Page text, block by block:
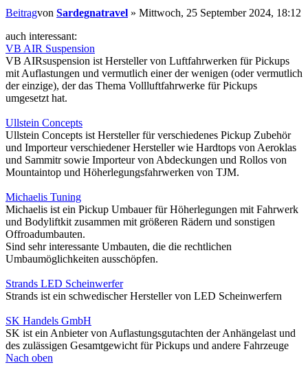
Beitragvon Sardegnatravel » Mittwoch, 25 September 2024, 18:12
auch interessant:
VB AIR Suspension
VB AIRsuspension ist Hersteller von Luftfahrwerken für Pickups
mit Auflastungen und vermutlich einer der wenigen (oder vermutlich
der einzige), der das Thema Vollluftfahrwerke für Pickups
umgesetzt hat.
Ullstein Concepts
Ullstein Concepts ist Hersteller für verschiedenes Pickup Zubehör
und Importeur verschiedener Hersteller wie Hardtops von Aeroklas
und Sammitr sowie Importeur von Abdeckungen und Rollos von
Mountaintop und Höherlegungsfahrwerken von TJM.
Michaelis Tuning
Michaelis ist ein Pickup Umbauer für Höherlegungen mit Fahrwerk
und Bodyliftkit zusammen mit größeren Rädern und sonstigen
Offroadumbauten.
Sind sehr interessante Umbauten, die die rechtlichen
Umbaumöglichkeiten ausschöpfen.
Strands LED Scheinwerfer
Strands ist ein schwedischer Hersteller von LED Scheinwerfern
SK Handels GmbH
SK ist ein Anbieter von Auflastungsgutachten der Anhängelast und
des zulässigen Gesamtgewicht für Pickups und andere Fahrzeuge
Nach oben